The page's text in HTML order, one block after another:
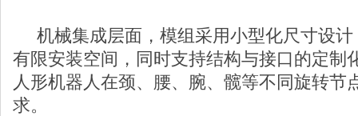
机械集成层面，模组采用小型化尺寸设计
有限安装空间，同时支持结构与接口的定制
人形机器人在颈、腰、腕、髋等不同旋转节
求。